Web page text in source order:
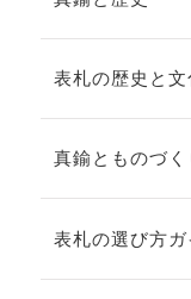
表札の歴史と文
真鍮とものづく
表札の選び方ガ